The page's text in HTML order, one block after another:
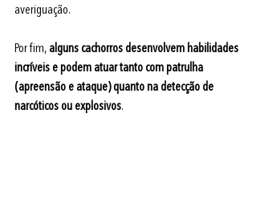
averiguação.
Por fim, alguns cachorros desenvolvem habilidades
incríveis e podem atuar tanto com patrulha
(apreensão e ataque) quanto na detecção de
narcóticos ou explosivos.